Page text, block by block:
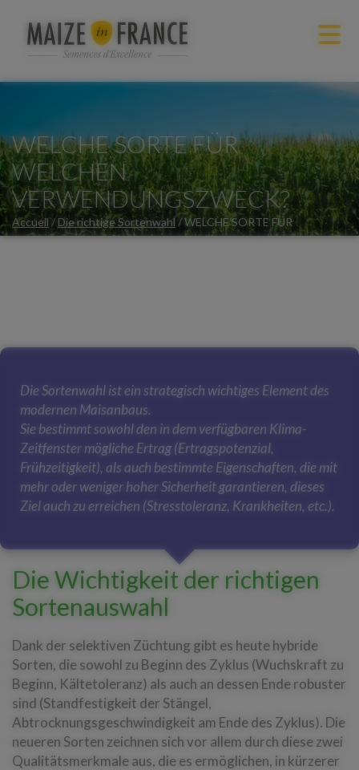
WELCHE SORTE FÜR
WELCHEN
VERWENDUNGSZWECK?
Accueil/Die richtige Sortenwahl /WELCHE SORTE FÜR
Die Sortenwahl ist ein strategisch wichtiges Element des
modernen Maisanbaus.
Sie bestimmt sowohl den in dem verfügbaren Klima-
Zeitfenster mögliche Ertrag (Ertragspotenzial,
Frühzeitigkeit), als auch bestimmte Eigenschaften, die mit
mehr oder weniger hoher Sicherheit garantieren, dieses
Ziel auch zu erreichen (Stresstoleranz, Krankheiten, etc.).
Die Wichtigkeit der richtigen
Sortenauswahl
Dank der selektiven Züchtung gibt es heute hybride
Sorten, die sowohl zu Beginn des Zyklus (Wuchskraft zu
Beginn, Kältetoleranz) als auch an dessen Ende robuster
sind (Standfestigkeit der Stängel,
Abtrocknungsgeschwindigkeit am Ende des Zyklus). Die
neueren Sorten zeichnen sich vor allem durch diese zwei
Qualitätsmerkmale aus, die es ermöglichen, in kürzerer